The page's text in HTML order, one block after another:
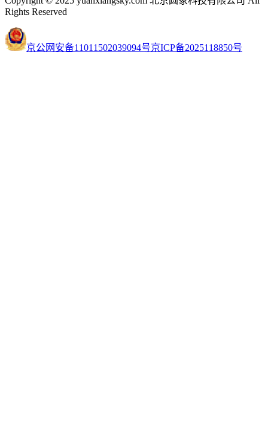
Rights Reserved
京公网安备11011502039094号京ICP备2025118850号